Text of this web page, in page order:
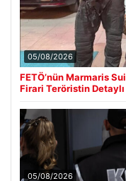
05/08/2026
FETÖ’nün Marmaris
Firari Teröristin
05/08/2026